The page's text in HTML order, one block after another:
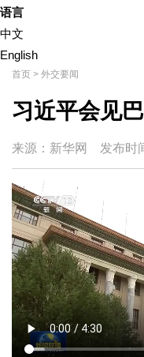
语言
中文
English
首页 > 外交要闻
习近平会见
来源：新华网 发布时